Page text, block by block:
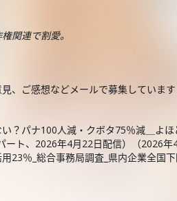
関連で割愛。
、ご感想などメールで募集していま
？パナ100人減・クボタ75％減＿よ
ート、2026年4月22日配信）（2026年
23％_総合事務局調査_県内企業全国